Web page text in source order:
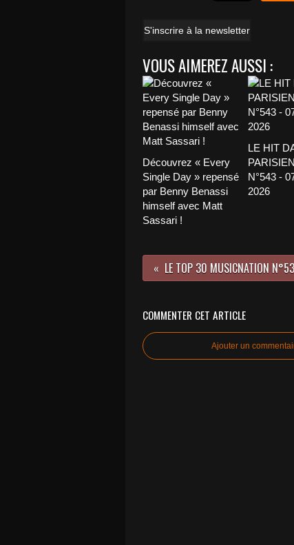
S'inscrire à la newsletter
VOUS AIMEREZ AUSSI :
Découvrez « Every
Single Day » repensé
par Benny Benassi
himself avec Matt
Sassari !
LE HIT
N°543 -
2026
COMMENTER CET ARTICLE
Ajouter un